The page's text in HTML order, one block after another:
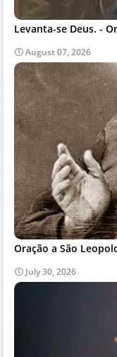
Levanta-se Deus. -
August 07, 2026
Oração a São
July 30, 2026